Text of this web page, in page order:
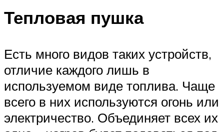
Тепловая пушка
Есть много видов таких устройств,
отличие каждого лишь в
используемом виде топлива. Чаще
всего в них используются огонь или
электричество. Объединяет всех их